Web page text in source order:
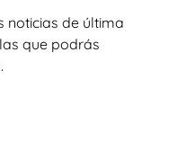
noticias de última
que podrás